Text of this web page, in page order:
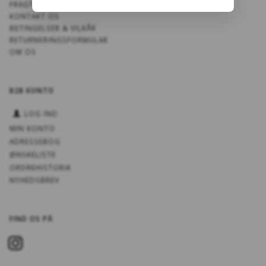
FRAGT OG LEVERING
KONTAKT OS
BETINGELSER & VILKÅR
RETURNERINGSFORMULAR
OM OS
B2B KONTO
LOG IND
MIN KONTO
ADRESSEBOG
ØNSKELISTE
ORDREHISTORIK
NYHEDSBREV
FIND OS PÅ